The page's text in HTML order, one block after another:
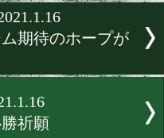
見]2021.1.22
テラン渡邉卓也
]2021.1.22